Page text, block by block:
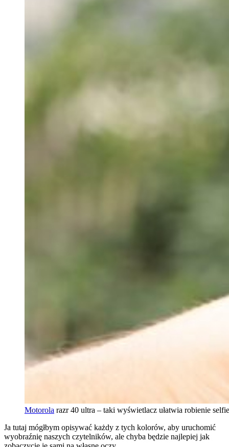
Motorola razr 40 ultra – taki wyświetlacz ułatwia robienie
Ja tutaj mógłbym opisywać każdy z tych kolorów, aby uruchomić
wyobraźnię naszych czytelników, ale chyba będzie najlepiej jak